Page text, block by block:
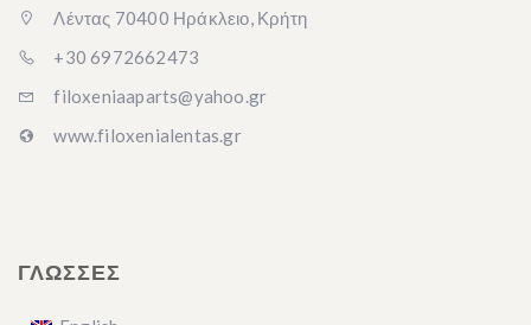
Λέντας 70400 Ηράκλειο, Κρήτη
+30 6972662473
filoxeniaaparts@yahoo.gr
www.filoxenialentas.gr
ΓΛΩΣΣΕΣ